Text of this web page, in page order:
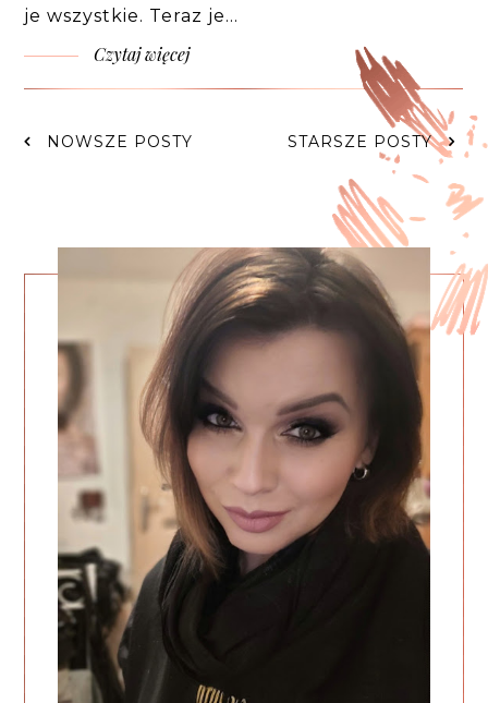
je wszystkie. Teraz je…
Czytaj więcej
NOWSZE POSTY STARSZE POSTY